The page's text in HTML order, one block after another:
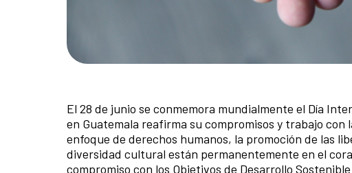
El 28 de junio se conmemora mundialmente el Día
en Guatemala reafirma su compromisos y trabajo
enfoque de derechos humanos, la promoción de las
diversidad cultural están permanentemente en el
compromiso con los Objetivos de Desarrollo